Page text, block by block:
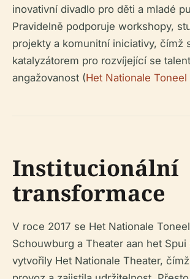
inovativní divadlo pro děti a mladé
Pravidelně podporuje workshopy,
projekty a komunitní iniciativy, čímž
katalyzátorem pro rozvíjející se
angažovanost (Het Nationale
Institucionální
transformace
V roce 2017 se Het Nationale
Schouwburg a Theater aan het
vytvořily Het Nationale Theater,